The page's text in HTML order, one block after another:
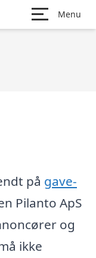
Menu
på gave-
Pilanto ApS
og
ikke